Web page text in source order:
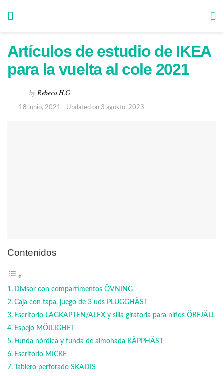
Artículos de estudio de IKEA
para la vuelta al cole 2021
by Rebeca H.G
18 junio, 2021 - Updated on 3 agosto, 2023
Contenidos
Divisor con compartimentos ÖVNING
Caja con tapa, juego de 3 uds PLUGGHÄST
Escritorio LAGKAPTEN/ALEX y silla giratoria para niños ÖRFJÄLL
Espejo MÖJLIGHET
Funda nórdica y funda de almohada KÄPPHÄST
Escritorio MICKE
Tablero perforado SKADIS